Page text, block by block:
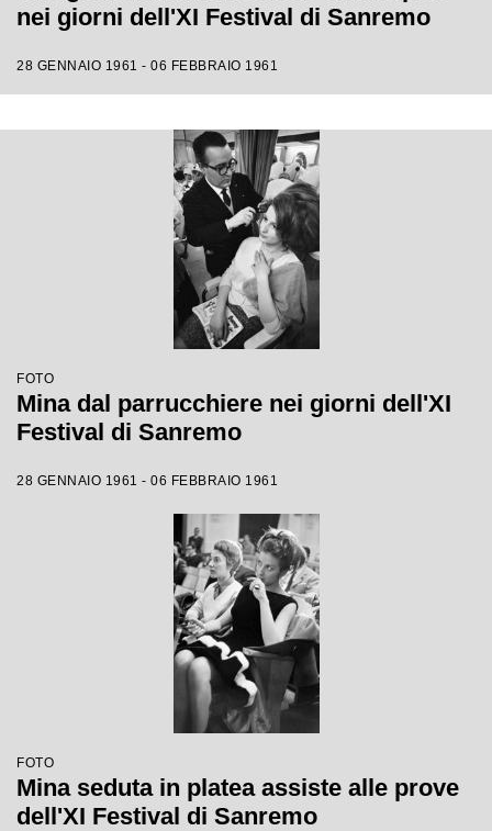
nei giorni dell'XI Festival di Sanremo
28 GENNAIO 1961 - 06 FEBBRAIO 1961
FOTO
Mina dal parrucchiere nei giorni dell'XI
Festival di Sanremo
28 GENNAIO 1961 - 06 FEBBRAIO 1961
FOTO
Mina seduta in platea assiste alle prove
dell'XI Festival di Sanremo